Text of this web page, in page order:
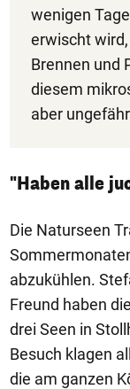
wenigen
erwischt
Brennen und
diesem
aber
"Haben alle
Die Naturseen
abzukühlen.
Freund haben
drei Seen in
Besuch klagen
die am ganzen